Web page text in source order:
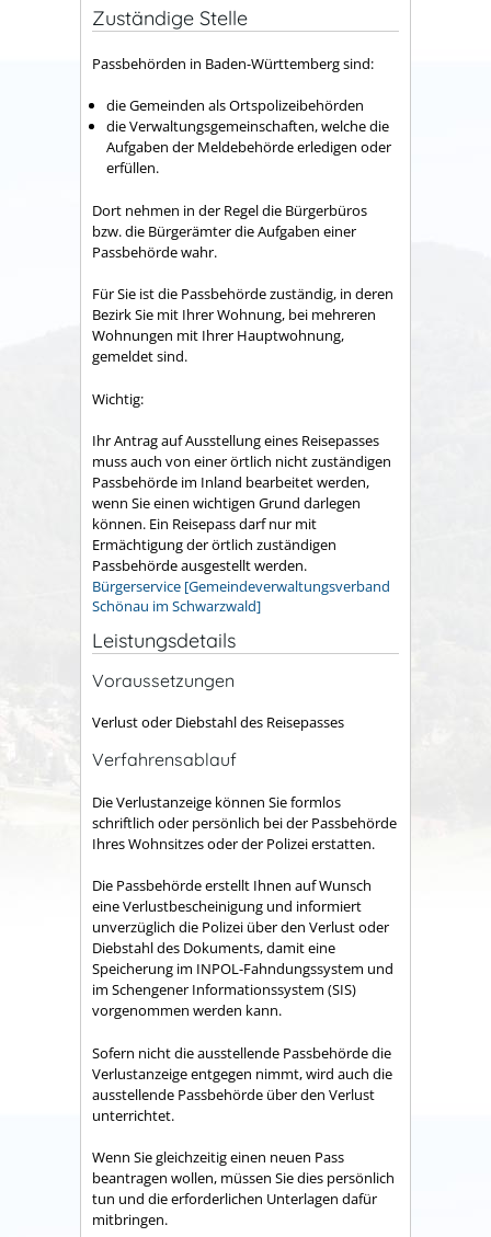
Zuständige Stelle
Passbehörden in Baden-Württemberg sind:
die Gemeinden als Ortspolizeibehörden
die Verwaltungsgemeinschaften,welche die
Aufgaben der Meldebehörde erledigen oder
erfüllen.
Dort nehmen in der Regel die Bürgerbüros
bzw. die Bürgerämter die Aufgaben einer
Passbehörde wahr.
Für Sie ist die Passbehörde zuständig, in deren
Bezirk Sie mit Ihrer Wohnung, bei mehreren
Wohnungen mit Ihrer Hauptwohnung,
gemeldet sind.
Wichtig:
Ihr Antrag auf Ausstellung eines Reisepasses
muss auch von einer örtlich nicht zuständigen
Passbehörde im Inland bearbeitet werden,
wenn Sie einen wichtigen Grund darlegen
können. Ein Reisepass darf nur mit
Ermächtigung der örtlich zuständigen
Passbehörde ausgestellt werden.
Bürgerservice [Gemeindeverwaltungsverband
Schönau im Schwarzwald]
Leistungsdetails
Voraussetzungen
Verlust oder Diebstahl des Reisepasses
Verfahrensablauf
Die Verlustanzeige können Sie formlos
schriftlich oder persönlich bei der Passbehörde
Ihres Wohnsitzes oder der Polizei erstatten.
Die Passbehörde erstellt Ihnen auf Wunsch
eine Verlustbescheinigung und informiert
unverzüglich die Polizei über den Verlust oder
Diebstahl des Dokuments, damit eine
Speicherung im INPOL-Fahndungssystem und
im Schengener Informationssystem (SIS)
vorgenommen werden kann.
Sofern nicht die ausstellende Passbehörde die
Verlustanzeige entgegen nimmt, wird auch die
ausstellende Passbehörde über den Verlust
unterrichtet.
Wenn Sie gleichzeitig einen neuen Pass
beantragen wollen, müssen Sie dies persönlich
tun und die erforderlichen Unterlagen dafür
mitbringen.